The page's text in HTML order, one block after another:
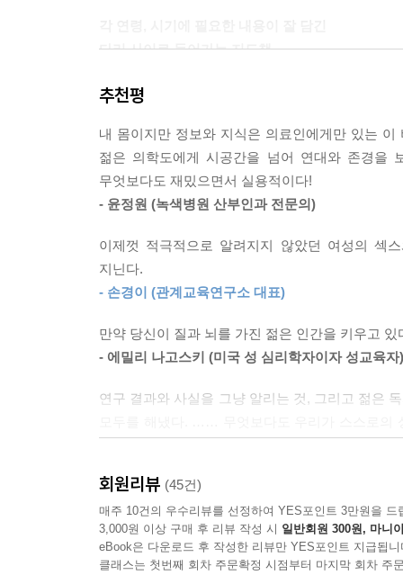
--- p.440
다리 사이로 들어가는 지도책
를 다룬다. 외음, 음핵, 질, 자궁 및 내부 생식기,
보통의 성생활, 성욕 감소, 오르가슴 등을 다루
의문들을 해결하는 데 도움이 될 것이다. 4장은 [
있고, 또 아주 다양한 피임법을 제시하여 각자
부작용들 그리고 임신 중단(낙태)을 다룬다. 마지
헤르페스, 자궁 근종, 암 등이 왜 생기는지 알기 쉽
바로 내 이야기,
여성이 실제로 겪고 있는 피임, 유산, 각종 질병
유연성을 유지하며 필요한 정보와 지침들을 과
활용되어야 하는지를 짚는다. 또한 필요한 곳마다
이 책은 영미와 독일, 프랑스, 러시아에서 이미 출
중국에서도 출간을 준비 중이다. 전 세계 여성이
책은 여성의 생식기에 관한 잘못된 믿음과 고정
주제인 오르가슴, 여성 질환, 성 매개 감염병에 대
추천평
내 몸이지만 정보와 지식은 의료인에게만 있는
젊은 의학도에게 시공간을 넘어 연대와 존경을
무엇보다도 재밌으면서 실용적이다!
- 윤정원 (녹색병원 산부인과 전문의)
이제껏 적극적으로 알려지지 않았던 여성의 섹
지닌다.
- 손경이 (관계교육연구소 대표)
만약 당신이 질과 뇌를 가진 젊은 인간을 키우고
- 에밀리 나고스키 (미국 성 심리학자이자 성교육자)
연구 결과와 사실을 그냥 알리는 것, 그리고 젊은
읽기 즐거운 책이다. …… 달과 브로크만은 여성
재치 있는 글로.
- 『페드레란스벤넨』 (노르웨이 지방 일간지)
회원리뷰 (45건)
매주 10건의 우수리뷰를 선정하여 YES포인트 3만원을 드
3,000원 이상 구매 후 리뷰 작성 시 일반회원 300원, 마니
eBook은 다운로드 후 작성한 리뷰만 YES포인트 지급됩니
클래스는 첫번째 회차 주문확정 시점부터 마지막 회차 주